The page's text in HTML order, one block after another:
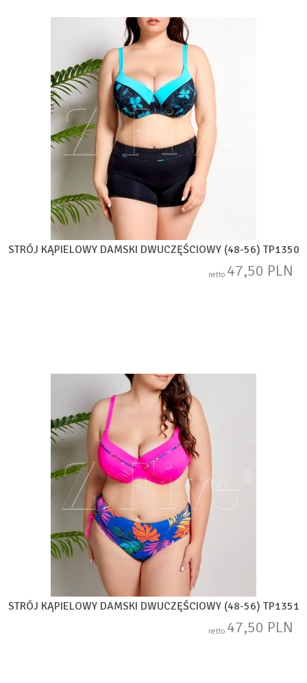
STRÓJ KĄPIELOWY DAMSKI DWUCZĘŚCIOWY (48-56) TP1350
netto 47,50 PLN
STRÓJ KĄPIELOWY DAMSKI DWUCZĘŚCIOWY (48-56) TP1351
netto 47,50 PLN